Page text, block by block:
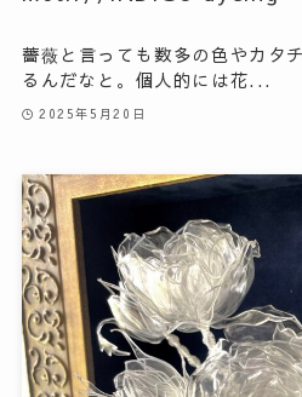
薔薇と言っても数多の色やカタ
るんだなと。個人的には花...
2025年5月20日